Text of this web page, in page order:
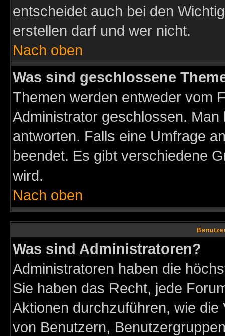
entscheidet auch bei den
erstellen darf und wer nicht.
Nach oben
Was sind geschlossene
Themen werden entweder vom
Administrator geschlossen.
antworten. Falls eine Umfrage
beendet. Es gibt verschiedene
wird.
Nach oben
Was sind Administratoren?
Administratoren haben die
Sie haben das Recht, jede
Aktionen durchzuführen, wie
von Benutzern,